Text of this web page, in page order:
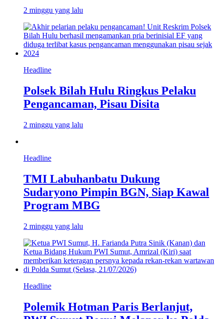
2 minggu yang lalu
Headline
Polsek Bilah Hulu Ringkus Pelaku
Pengancaman, Pisau Disita
2 minggu yang lalu
Headline
TMI Labuhanbatu Dukung
Sudaryono Pimpin BGN, Siap Kawal
Program MBG
2 minggu yang lalu
Headline
Polemik Hotman Paris Berlanjut,